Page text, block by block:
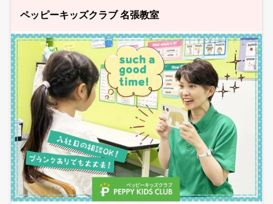
ペッピーキッズクラブ 名張教室